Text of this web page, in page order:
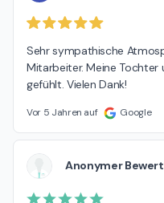
Sehr sympathische
Mitarbeiter. Meine Tochter
gefühlt. Vielen Dank!
Vor 5 Jahren auf Google
Anonymer